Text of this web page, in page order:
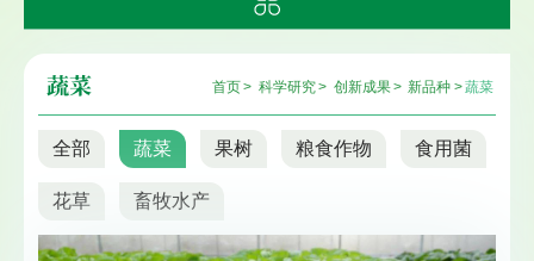
首页> 科学研究> 创新成果> 新品种 >蔬菜
蔬菜
全部 蔬菜 果树 粮食作物 食用菌
花草 畜牧水产